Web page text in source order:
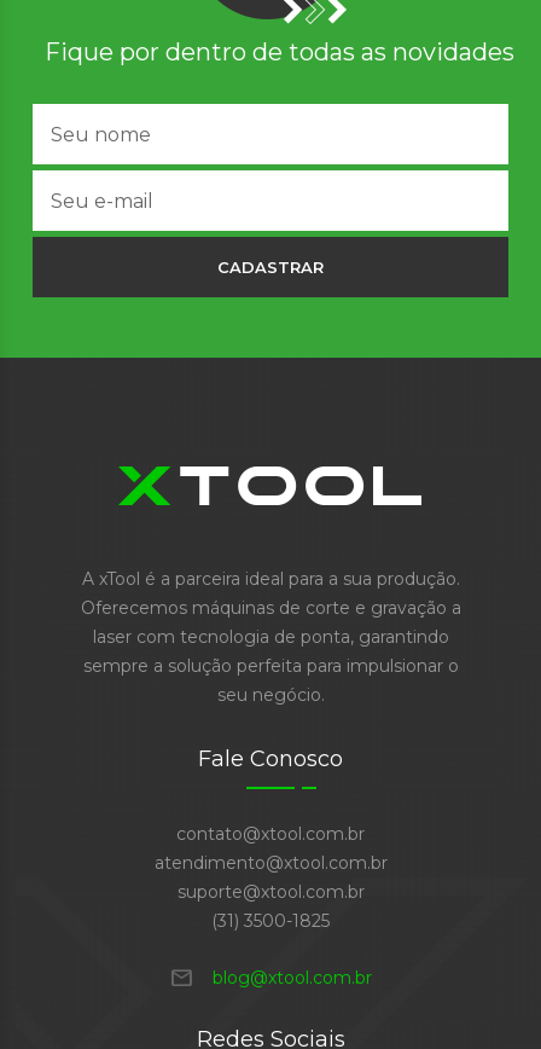
Fique por dentro de todas as novidades
CADASTRAR
A xTool é a parceira ideal para a sua produção.
Oferecemos máquinas de corte e gravação a
laser com tecnologia de ponta, garantindo
sempre a solução perfeita para impulsionar o
seu negócio.
Fale Conosco
contato@xtool.com.br
atendimento@xtool.com.br
suporte@xtool.com.br
(31) 3500-1825
mail blog@xtool.com.br
Redes Sociais